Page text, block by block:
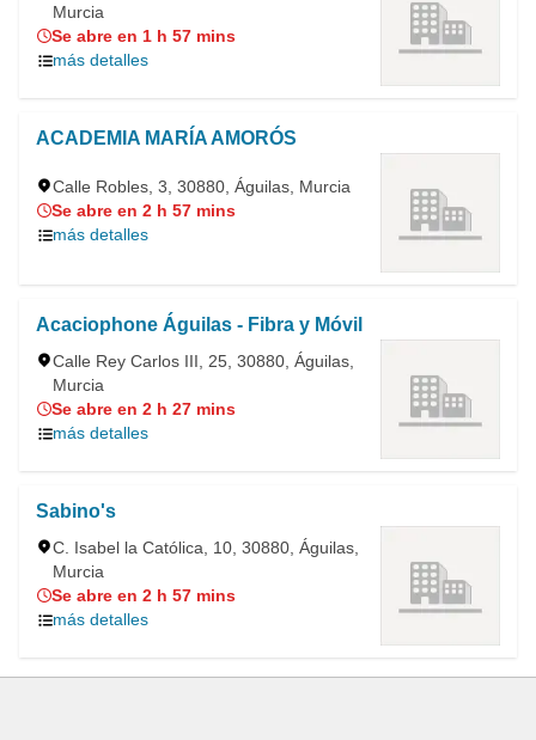
Murcia
Se abre en 1 h 57 mins
más detalles
ACADEMIA MARÍA AMORÓS
Calle Robles, 3, 30880, Águilas, Murcia
Se abre en 2 h 57 mins
más detalles
Acaciophone Águilas - Fibra y Móvil
Calle Rey Carlos III, 25, 30880, Águilas,
Murcia
Se abre en 2 h 27 mins
más detalles
Sabino's
C. Isabel la Católica, 10, 30880, Águilas,
Murcia
Se abre en 2 h 57 mins
más detalles